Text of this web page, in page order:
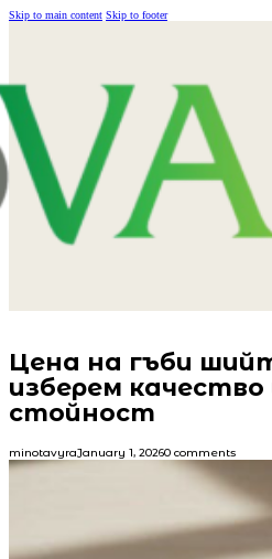
Skip to main content Skip to footer
Цена на гъби
изберем качество
стойност
minotavyraJanuary 1, 20260 comments